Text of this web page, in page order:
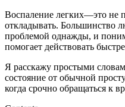
Воспаление легких—это не
откладывать. Большинство
проблемой однажды, и
помогает действовать
Я расскажу простыми
состояние от обычной
когда срочно обращаться к